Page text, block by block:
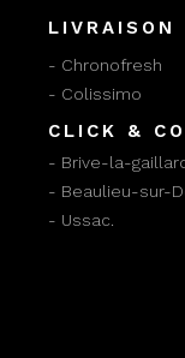
LIVRAISON
- Chronofresh
- Colissimo
CLICK &
- Brive-la-
- Beaulieu-sur-
- Ussac.